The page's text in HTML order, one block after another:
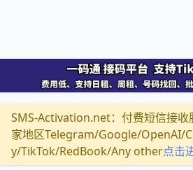
SMS-Activation.net：付费短信接收
家地区Telegram/Google/OpenAI/
y/TikTok/RedBook/Any other点击